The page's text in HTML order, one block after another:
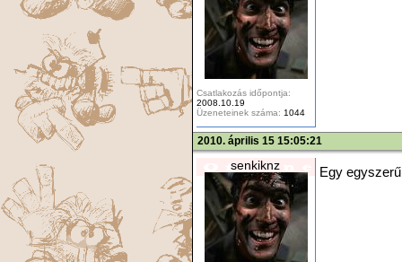
Csatlakozás időpontja:
2008.10.19
Üzeneteinek száma: 1044
2010. április 15 15:05:21
senkiknz Egy